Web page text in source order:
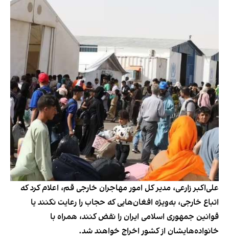
علی‌اکبر زارعی، مدیر کل امور مهاجران خارجی قم، اعلام کرد که
اتباع خارجی، به‌ویژه افغان‌هایی که حجاب را رعایت نکنند یا
قوانین جمهوری اسلامی ایران را نقض کنند، همراه با
خانواده‌هایشان از کشور اخراج خواهند شد.